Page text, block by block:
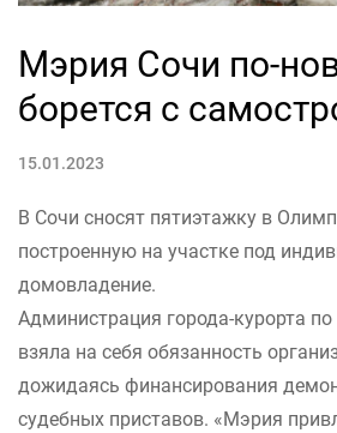
Мэрия Сочи по-
борется с
15.01.2023
В Сочи сносят пятиэтажку в
построенную на участке под
домовладение.
Администрация города-курорта
взяла на себя обязанность
дожидаясь финансирования
судебных приставов. «Мэрия